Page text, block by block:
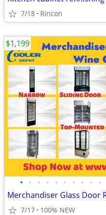
7/18 Rincon
• • • • • • • • • •
7/17 100% NEW
$1,199